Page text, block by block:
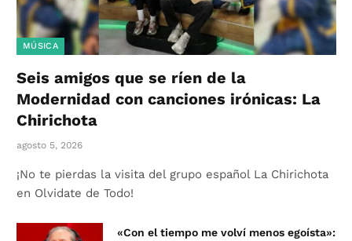
MÚSICA
Seis amigos que se ríen de la
Modernidad con canciones irónicas: La
Chirichota
agosto 5, 2026
¡No te pierdas la visita del grupo español La Chirichota
en Olvidate de Todo!
«Con el tiempo me volví menos egoísta»: